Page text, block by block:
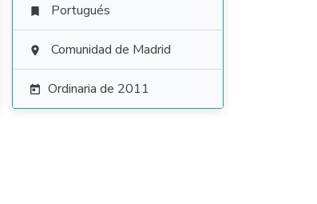
 Portugués
 Comunidad de Madrid
 Ordinaria de 2011